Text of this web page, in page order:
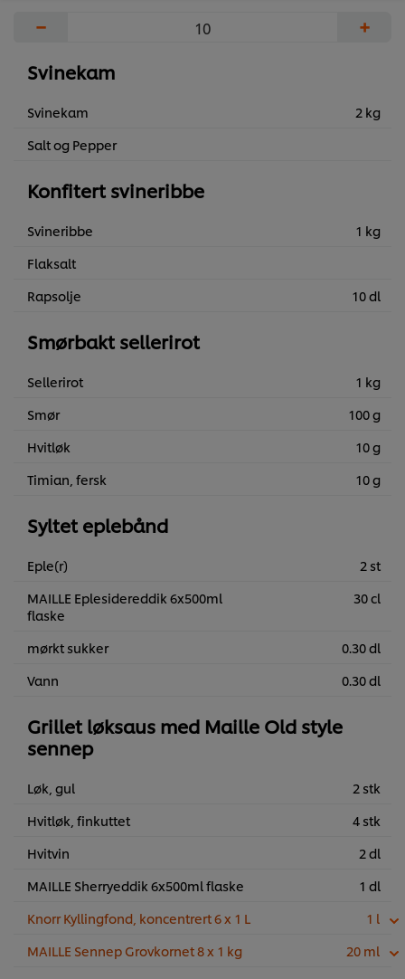
− +
Svinekam
Svinekam
2 kg
Salt og Pepper
Konfitert svineribbe
Svineribbe
1 kg
Flaksalt
Rapsolje
10 dl
Smørbakt sellerirot
Sellerirot
1 kg
Smør
100 g
Hvitløk
10 g
Timian, fersk
10 g
Syltet eplebånd
Eple(r)
2 st
MAILLE Eplesidereddik 6x500ml
flaske
30 cl
mørkt sukker
0.30 dl
Vann
0.30 dl
Grillet løksaus med Maille Old style
sennep
Løk, gul
2 stk
Hvitløk, finkuttet
4 stk
Hvitvin
2 dl
MAILLE Sherryeddik 6x500ml flaske
1 dl
Knorr Kyllingfond, koncentrert 6 x 1 L
1 l
MAILLE Sennep Grovkornet 8 x 1 kg
20 ml